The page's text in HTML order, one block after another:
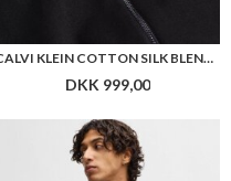
CALVI KLEIN COTTON SILK BLEND ZIP JACKET
DKK 999,00